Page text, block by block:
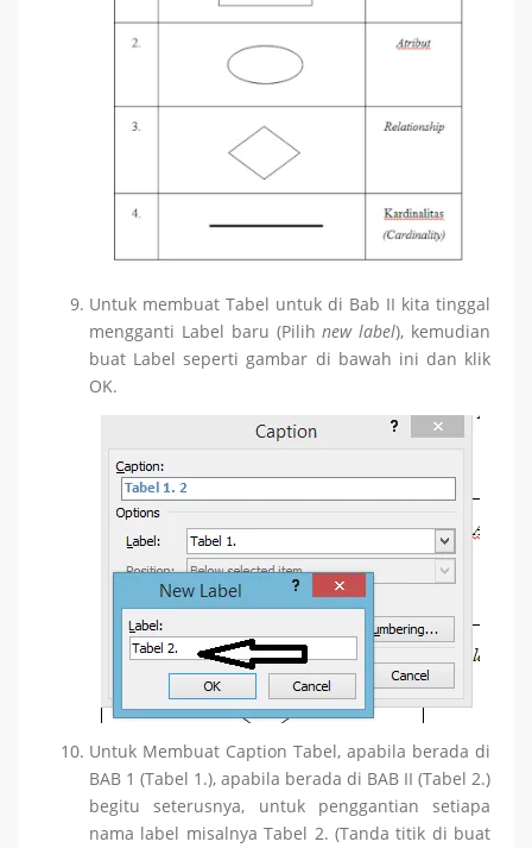
Untuk membuat Tabel untuk di Bab II kita tinggal
mengganti Label baru (Pilihnew label), kemudian
buat Label seperti gambar di bawah ini dan klik
OK.
Untuk Membuat Caption Tabel, apabila berada di
BAB 1 (Tabel 1.), apabila berada di BAB II (Tabel 2.)
begitu seterusnya, untuk penggantian setiapa
nama label misalnya Tabel 2. (Tanda titik di buat